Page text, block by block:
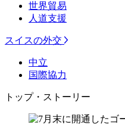
世界貿易
人道支援
スイスの外交
中立
国際協力
トップ・ストーリー